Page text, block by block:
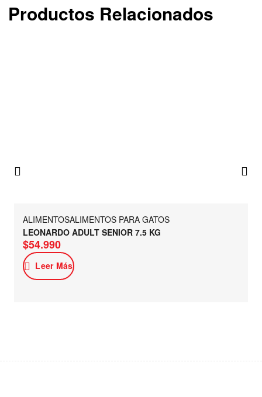
Productos Relacionados
ALIMENTOSALIMENTOS PARA GATOS
LEONARDO ADULT SENIOR 7.5 KG
$54.990
Leer Más